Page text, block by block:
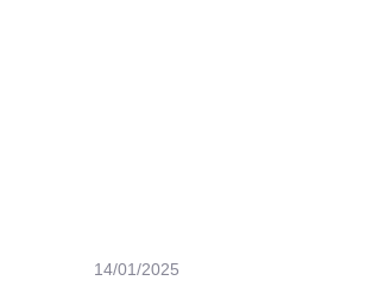
14/01/2025